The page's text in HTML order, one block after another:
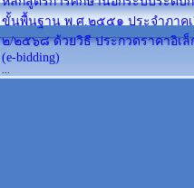
ขั้นพื้นฐาน พ.ศ.๒๕๕๑ ประจำภาค
๒/๒๕๖๘ ด้วยวิธี ประกวดราคาอิเล็
(e-bidding)